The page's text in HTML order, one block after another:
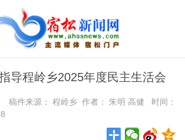
导程岭乡2025年度民主生活会
稿件来源： 程岭乡作者： 朱明 高健 时间：